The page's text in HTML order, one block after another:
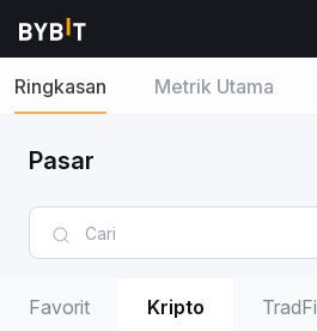
Ringkasan Metrik Utama
Pasar
Favorit Kripto TradFi